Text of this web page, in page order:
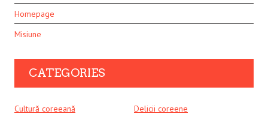
Homepage
Misiune
CATEGORIES
Cultură coreeană
Delicii coreene